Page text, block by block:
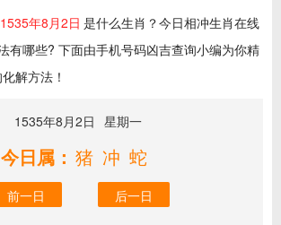
1535年8月2日 是什么生肖？今日相冲生肖在线
有哪些? 下面由手机号码凶吉查询小编为你精
解方法！
1535年8月2日 星期一
今日属： 猪冲蛇
前一日 后一日